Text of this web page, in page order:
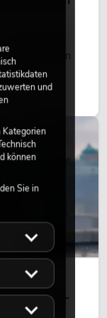
und farbige
auf Bühnen, in
kein rein
Szenen
emotionaler
Moving-
und
Kategorien
können
Sie in